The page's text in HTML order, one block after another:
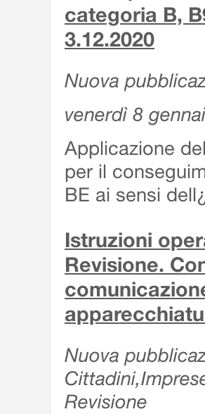
categoria B,
3.12.2020
Nuova
venerdì 8
Applicazione
per il
BE ai sensi
Istruzioni
Revisione.
Nuova
Revisione